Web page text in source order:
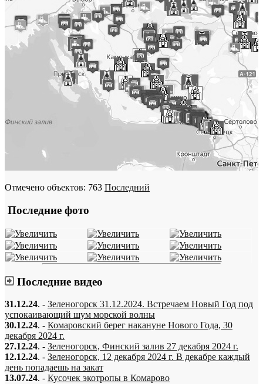
Отмечено объектов: 763 Последний
Последние фото
Последние видео
31.12.24. - Зеленогорск 31.12.2024. Встречаем Новый Год под
успокаивающий шум морской волны
30.12.24. - Комаровский берег накануне Нового Года, 30
декабря 2024 г.
27.12.24. - Зеленогорск, Финский залив 27 декабря 2024 г.
12.12.24. - Зеленогорск, 12 декабря 2024 г. В декабре каждый
день попадаешь на закат
13.07.24. - Кусочек экотропы в Комарово